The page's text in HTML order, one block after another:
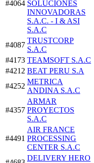
#4064 SOLUCIONES
INNOVADORAS
S.A.C. - I & ASI
S.A.C
#4087
TRUSTCORP
S.A.C
#4173 TEAMSOFT S.A.C
#4212 BEAT PERU S.A
#4252
METRICA
ANDINA S.A.C
#4357
ARMAR
PROYECTOS
S.A.C
#4491
AIR FRANCE
PROCESSING
CENTER S.A.C
DELIVERY HERO